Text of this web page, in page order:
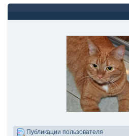
Публикации пользователя